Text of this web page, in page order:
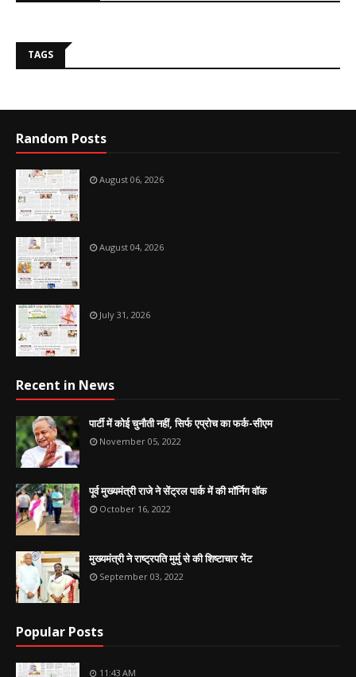
TAGS
Random Posts
August 06, 2026
August 04, 2026
July 31, 2026
Recent in News
पार्टी में कोई चुनौती नहीं, सिर्फ एप्रोच का फर्क-सीएम
November 05, 2022
पूर्व मुख्यमंत्री राजे ने सेंट्रल पार्क में की मॉर्निग वॉक
October 16, 2022
मुख्यमंत्री ने राष्ट्रपति मुर्मु से की शिष्टाचार भेंट
September 03, 2022
Popular Posts
11:43 AM